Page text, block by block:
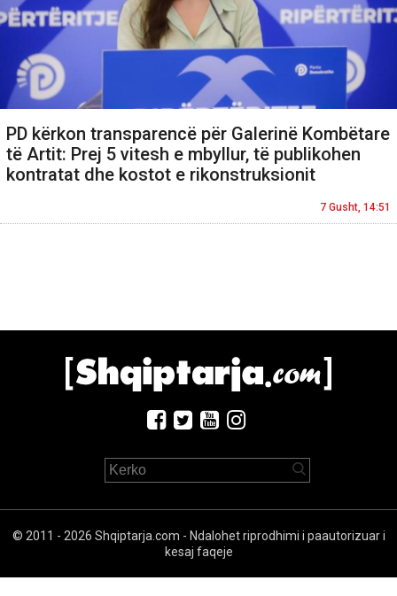
PD kërkon transparencë për Galerinë Kombëtare
të Artit: Prej 5 vitesh e mbyllur, të publikohen
kontratat dhe kostot e rikonstruksionit
7 Gusht, 14:51
© 2011 - 2026 Shqiptarja.com - Ndalohet riprodhimi i paautorizuar i
kesaj faqeje